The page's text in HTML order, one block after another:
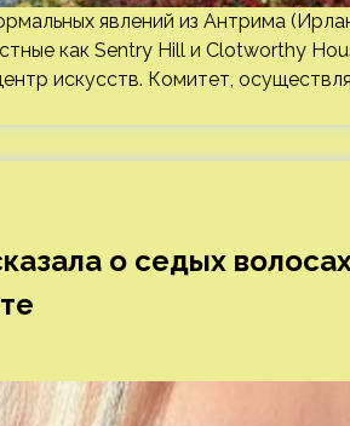
явлений из Антрима
как Sentry Hill и Clotworthy
искусств. Комитет,
о седых